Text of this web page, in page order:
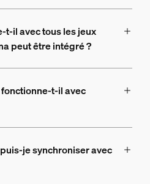
t-il avec tous les jeux
peut être intégré ?
t-il avec
je synchroniser avec